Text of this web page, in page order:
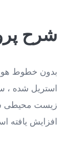
شرح
بدون خطوط
استریل شده ،
زیست محیطی
افزایش یافته